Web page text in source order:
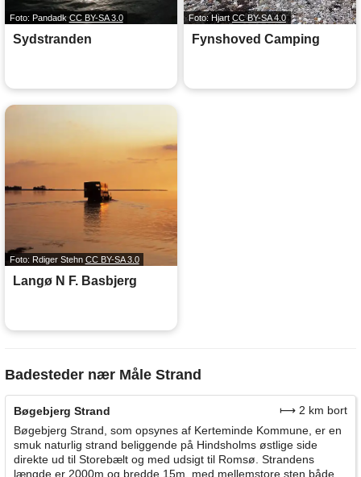
Foto: PandadkCC BY-SA 3.0
Sydstranden
Foto: Hjart CC BY-SA 4.0
Fynshoved Camping
Foto: Rdiger Stehn CC BY-SA 3.0
Langø N F. Basbjerg
Badesteder nær Måle Strand
Bøgebjerg Strand
⟼ 2 km bort
Bøgebjerg Strand, som opsynes af Kerteminde Kommune, er en
smuk naturlig strand beliggende på Hindsholms østlige side
direkte ud til Storebælt og med udsigt til Romsø. Strandens
længde er 2000m og bredde 15m, med mellemstore sten både